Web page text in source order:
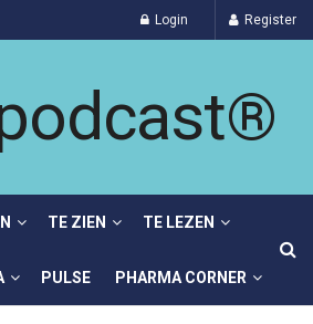
Login Register
TE ZIEN TE LEZEN
PULSE PHARMA CORNER